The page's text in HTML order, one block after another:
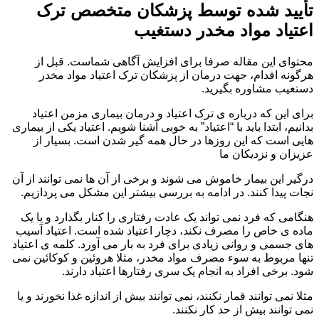
تأیید شده توسط پزشکان متخصص ترک
اعتیاد مواد مخدر دستغیب
محتوای این مقاله صرفا برای افزایش آگاهی شماست. قبل از
هرگونه اقدام، جهت درمان از پزشکان ترک اعتیاد مواد مخدر
دستغیب مشاوره بگیرید.
برای این که درباره ی ترک اعتیاد و درمان بیماری مزمن اعتیاد
بدانیم، ابتدا باید با “اعتیاد” به خوبی آشنا شویم. اعتیاد یکی از بیماری
هایی است که این روزها در حال همه گیر شدن است. بسیار از
عزیزان و نزدیکان ما
درگیر این بیمار خاموش می شوند و برخی از آن ها نمی توانند از آن
نجات پیدا کنند. در ادامه به بررسی بیشتر این مشکل می پردازیم.
هنگامی که فرد نمی تواند یک عادت رفتاری را کنار بگذارد و یا یک
ماده ی خاص را مصرف نکند، دچار اعتیاد شده است. اعتیاد آسیب
های جسمی و روانی زیادی برای فرد به بار می آورد. کلمه ی اعتیاد
تنها مربوط به سوء مصرف مواد مخدر، مثلا هروئین و کوکائین نمی
شود. برخی افراد به انجام یک سری رفتارها اعتیاد دارند.
مثلا نمی توانند قمار نکنند، نمی توانند بیش از اندازه غذا نخورند و یا
نمی توانند بیش از حد کار نکنند.